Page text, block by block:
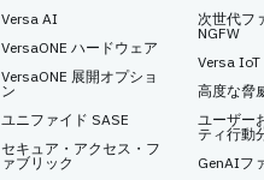
Versa AI
VersaONE ハードウェア
VersaONE 展開オプショ
ン
ユニファイド SASE
セキュア・アクセス・フ
ァブリック
次世代フ
NGFW
Versa IoT
高度な脅
ユーザー
ティ行動
GenAIフ